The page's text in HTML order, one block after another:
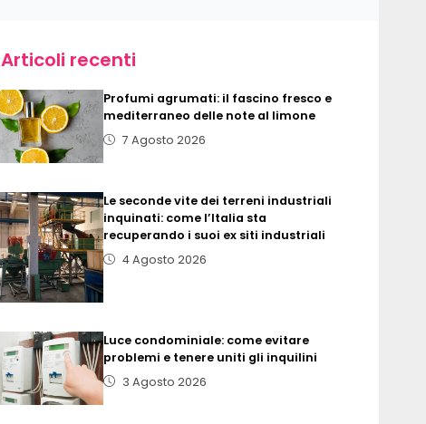
Articoli recenti
Profumi agrumati: il fascino fresco e
mediterraneo delle note al limone
7 Agosto 2026
Le seconde vite dei terreni industriali
inquinati: come l’Italia sta
recuperando i suoi ex siti industriali
4 Agosto 2026
Luce condominiale: come evitare
problemi e tenere uniti gli inquilini
3 Agosto 2026